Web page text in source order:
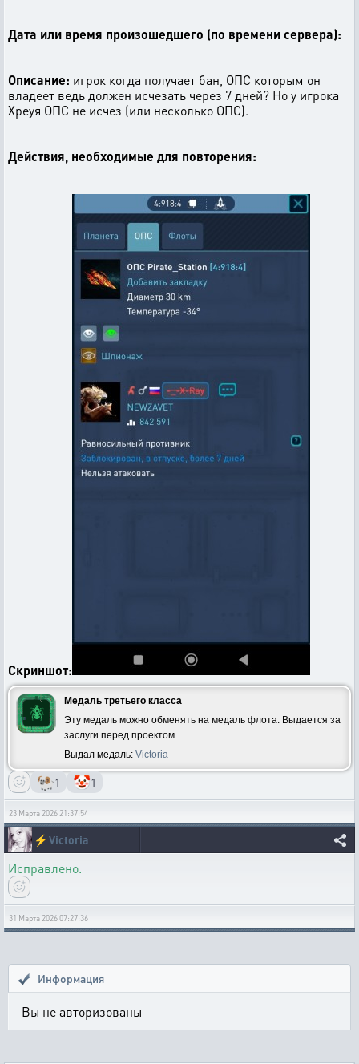
Дата или время произошедшего (по времени сервера):
Описание: игрок когда получает бан, ОПС которым он
владеет ведь должен исчезать через 7 дней? Но у игрока
Хреуя ОПС не исчез (или несколько ОПС).
Действия, необходимые для повторения:
Скриншот:
Медаль третьего класса
Эту медаль можно обменять на медаль флота. Выдается за
заслуги перед проектом.
Выдал медаль: Victoria
🐏1 🤡1
23 Марта 2026 21:37:54
⚡ Victoria
Исправлено.
31 Марта 2026 07:27:36
Информация
Вы не авторизованы